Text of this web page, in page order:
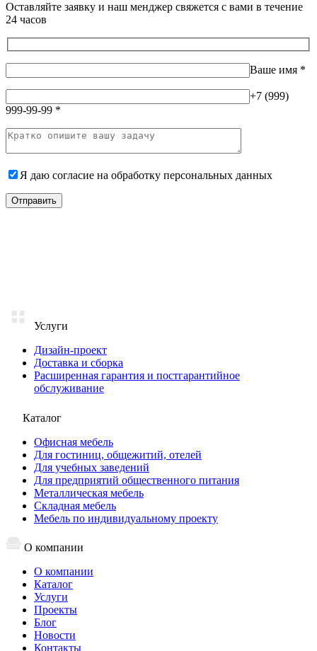
Оставляйте заявку и наш менджер свяжется с вами в течение
24 часов
Ваше имя *
+7 (999)
999-99-99 *
Я даю согласие на обработку персональных данных
Услуги
Дизайн-проект
Доставка и сборка
Расширенная гарантия и постгарантийное
обслуживание
Каталог
Офисная мебель
Для гостиниц, общежитий, отелей
Для учебных заведений
Для предприятий общественного питания
Металлическая мебель
Складная мебель
Мебель по индивидуальному проекту
О компании
О компании
Каталог
Услуги
Проекты
Блог
Новости
Контакты